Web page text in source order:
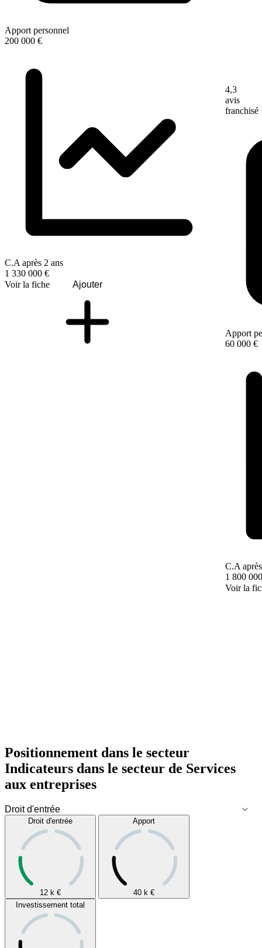
Apport personnel
200 000 €
C.A après 2 ans
1 330 000 €
Voir la fiche
Ajouter
4,3
avis
franchisé
Apport
60 000 €
C.A
1 800
Voir la
Positionnement dans le secteur
Indicateurs dans le secteur de Services
aux entreprises
Droit d'entrée
12 k €
Apport
40 k €
Investissement total